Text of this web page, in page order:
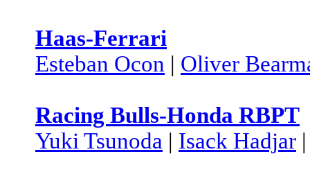
Haas-Ferrari
Esteban Ocon | Oliver
Racing Bulls-Honda RBPT
Yuki Tsunoda | Isack Hadjar